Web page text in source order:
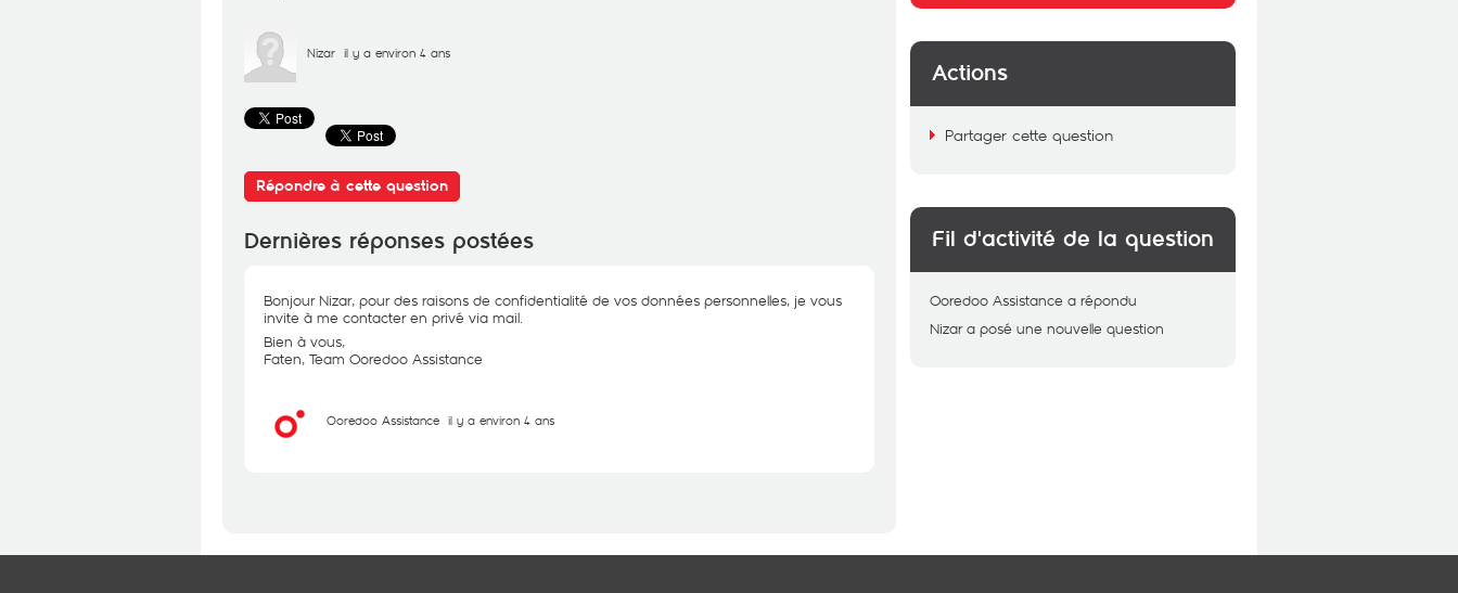
Nizar il y a environ 4 ans
Répondre à cette question
Dernières réponses postées
Bonjour Nizar, pour des raisons de confidentialité de vos données personnelles, je vous
invite à me contacter en privé via mail.
Bien à vous,
Faten, Team Ooredoo Assistance
Ooredoo Assistance il y a environ 4 ans
Actions
Partager cette question
Fil d'activité de la question
Ooredoo Assistance a répondu
Nizar a posé une nouvelle question